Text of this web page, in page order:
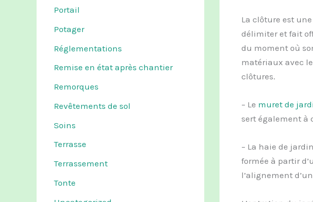
Portail
Potager
Réglementations
Remise en état après chantier
Remorques
Revêtements de sol
Soins
Terrasse
Terrassement
Tonte
La clôture est
délimiter et fait
du moment où
matériaux avec
clôtures.
– Le muret de
sert également à
– La haie de
formée à partir
l’alignement